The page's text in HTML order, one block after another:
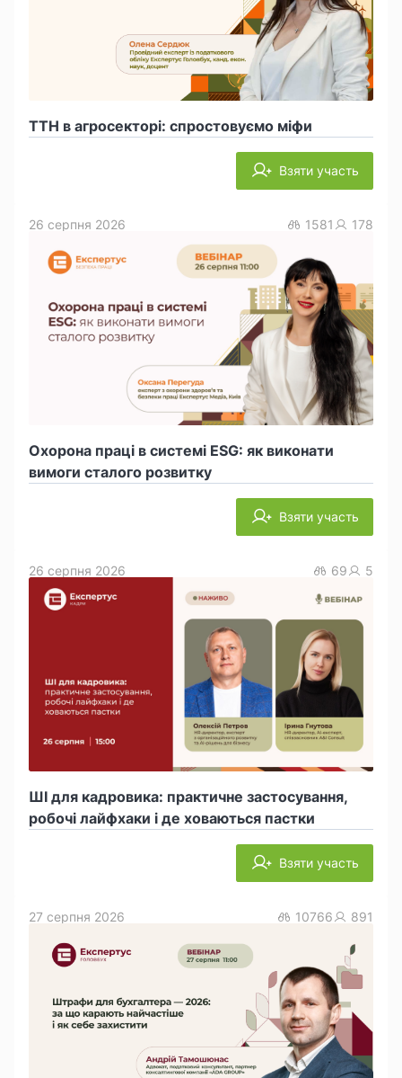
ТТН в агросекторі: спростовуємо міфи
Взяти участь
Охорона праці в системі ESG: як виконати
вимоги сталого розвитку
26 серпня 2026 1581 178
Взяти участь
ШІ для кадровика: практичне застосування,
робочі лайфхаки і де ховаються пастки
26 серпня 2026 69 5
Взяти участь
27 серпня 2026 10766 891